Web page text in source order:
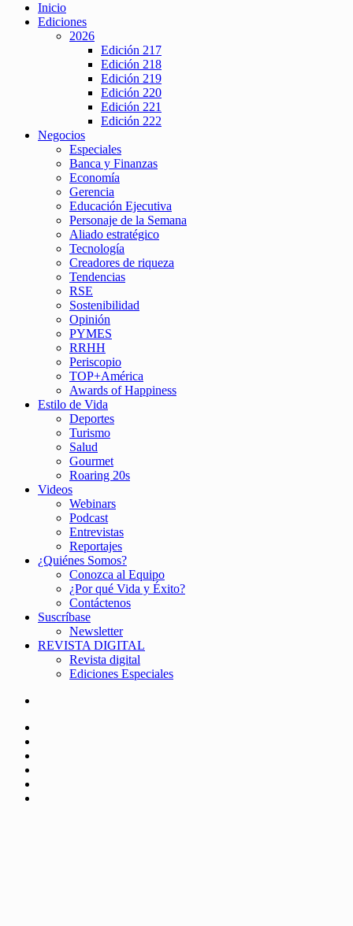
Inicio
Ediciones
2026
Edición 217
Edición 218
Edición 219
Edición 220
Edición 221
Edición 222
Negocios
Especiales
Banca y Finanzas
Economía
Gerencia
Educación Ejecutiva
Personaje de la Semana
Aliado estratégico
Tecnología
Creadores de riqueza
Tendencias
RSE
Sostenibilidad
Opinión
PYMES
RRHH
Periscopio
TOP+América
Awards of Happiness
Estilo de Vida
Deportes
Turismo
Salud
Gourmet
Roaring 20s
Videos
Webinars
Podcast
Entrevistas
Reportajes
¿Quiénes Somos?
Conozca al Equipo
¿Por qué Vida y Éxito?
Contáctenos
Suscríbase
Newsletter
REVISTA DIGITAL
Revista digital
Ediciones Especiales